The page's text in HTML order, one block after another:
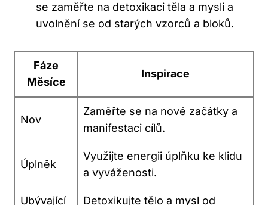
se zaměřte na detoxikaci těla a mysli a
uvolnění se od starých vzorců a bloků.
Fáze⁤
Měsíce
Inspirace
Nov
Zaměřte se na nové začátky a
⁤manifestaci⁣ cílů.
Úplněk
Využijte energii úplňku ke klidu
a vyváženosti.
Ubývající Detoxikujte ⁢tělo a mysl ‌od